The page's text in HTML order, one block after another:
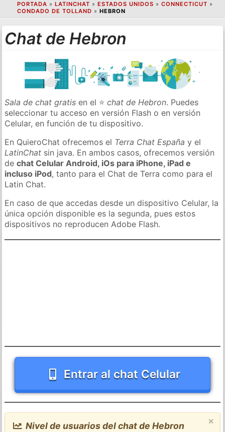
PORTADA » LATINCHAT » ESTADOS UNIDOS » CONNECTICUT »
CONDADO DE TOLLAND » HEBRON
Chat de Hebron
Sala de chat gratis en el ⭐chat de Hebron. Puedes
seleccionar tu acceso en versión Flash o en versión
Celular, en función de tu dispositivo.
En QuieroChat ofrecemos el Terra Chat España y el
LatinChat sin java. En ambos casos, ofrecemos versión
dechat Celular Android, iOs para iPhone, iPad e
incluso iPod, tanto para el Chat de Terra como para el
Latin Chat.
En caso de que accedas desde un dispositivo Celular, la
única opción disponible es la segunda, pues estos
dispositivos no reproducen Adobe Flash.
Entrar al chat Celular
×
Nivel de usuarios del chat de Hebron